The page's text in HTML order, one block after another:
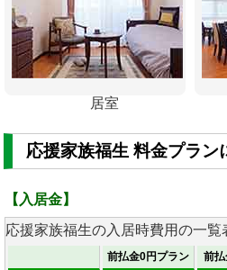
居室
応援家族福生 料金プラン
【入居金】
応援家族福生の入居時費用の一覧
前払金0円プラン 前